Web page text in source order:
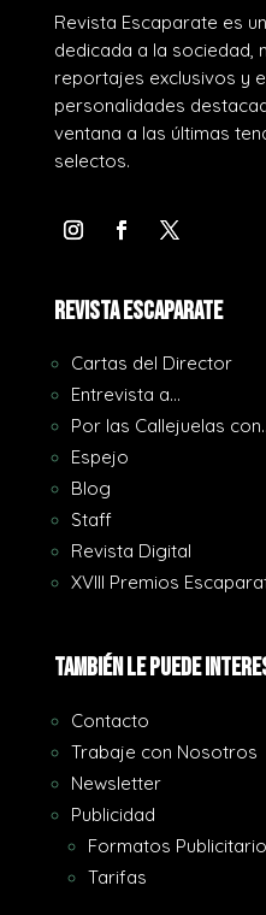
Revista Escaparate es
dedicada a la sociedad,
reportajes exclusivos y
personalidades
ventana a las últimas
selectos.
REVISTA ESCAPARATE
Cartas del Director
Entrevista a…
Por las Callejuelas
Espejo
Blog
Staff
Revista Digital
XVIII Premios
También le puede
Contacto
Trabaje con Nosotros
Newsletter
Publicidad
Formatos
Tarifas